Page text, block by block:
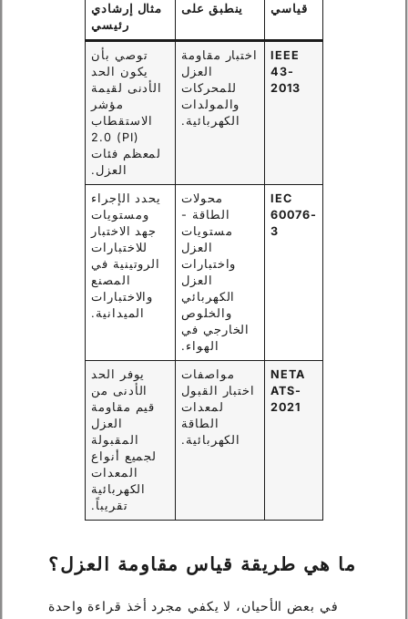
قياسي ينطبق على
مثال إرشادي
رئيسي
IEEE
43-
2013
اختبار مقاومة
العزل
للمحركات
والمولدات
الكهربائية.
توصي بأن
يكون الحد
الأدنى لقيمة
مؤشر
الاستقطاب
(PI) 2.0
لمعظم فئات
العزل.
IEC
60076-
3
محولات
الطاقة -
مستويات
العزل
واختبارات
العزل
الكهربائي
والخلوص
الخارجي في
الهواء.
يحدد الإجراء
ومستويات
جهد الاختبار
للاختبارات
الروتينية في
المصنع
والاختبارات
الميدانية.
NETA
ATS-
2021
مواصفات
اختبار القبول
لمعدات
الطاقة
الكهربائية.
يوفر الحد
الأدنى من
قيم مقاومة
العزل
المقبولة
لجميع أنواع
المعدات
الكهربائية
تقريباً.
ما هي طريقة قياس مقاومة العزل؟
في بعض الأحيان، لا يكفي مجرد أخذ قراءة واحدة